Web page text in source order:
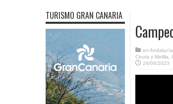
en Andalucía
Ceuta y Melilla
24/06/2023
TURISMO GRAN CANARIA